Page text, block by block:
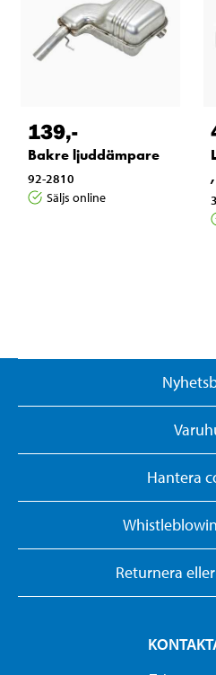
139,-
Bakre ljuddämpare
92-2810
Säljs online
Hantera
Returnera